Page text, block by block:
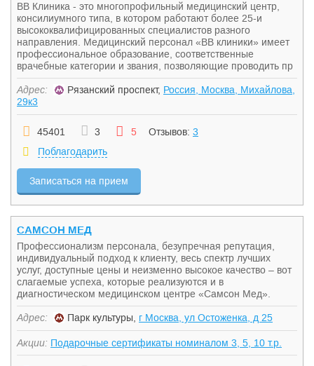
ВВ Клиника - это многопрофильный медицинский центр,
консилиумного типа, в котором работают более 25-и
высококвалифицированных специалистов разного
направления. Медицинский персонал «ВВ клиники» имеет
профессиональное образование, соответственные
врачебные категории и звания, позволяющие проводить пр
Адрес: Рязанский проспект, Россия, Москва, Михайлова,
29к3
45401 3 5 Отзывов: 3
Поблагодарить
Записаться на прием
САМСОН МЕД
Профессионализм персонала, безупречная репутация,
индивидуальный подход к клиенту, весь спектр лучших
услуг, доступные цены и неизменно высокое качество – вот
слагаемые успеха, которые реализуются и в
диагностическом медицинском центре «Самсон Мед».
Адрес: Парк культуры, г Москва, ул Остоженка, д 25
Акции: Подарочные сертификаты номиналом 3, 5, 10 т.р.